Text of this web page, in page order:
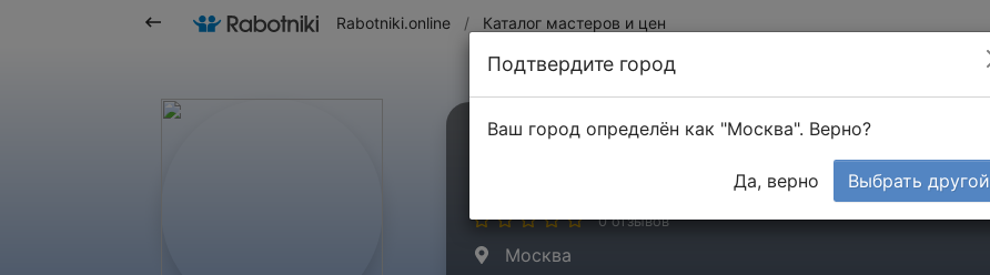
Rabotniki.online / Каталог мастеров и цен
Анисимов Вячеслав
0 отзывов
Москва
Подтвердите город
Ваш город определён как "Москва". Верно?
Да, верно Выбрать другой